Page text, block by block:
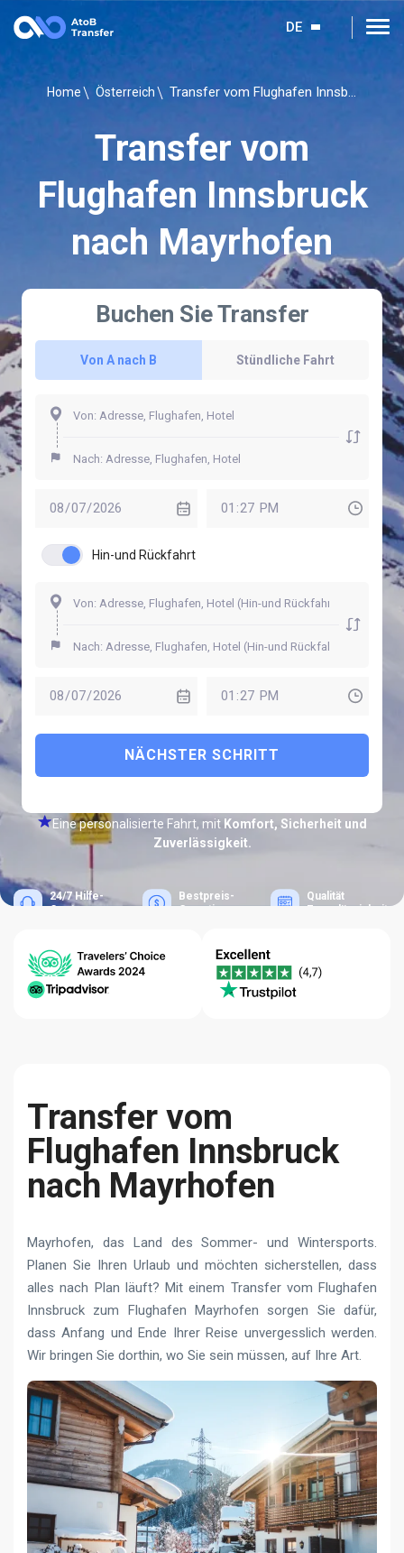
DE
Home Österreich Transfer vom Flughafen Innsbruck nach Mayrhofen
Transfer vom
Flughafen Innsbruck
nach Mayrhofen
Buchen Sie Transfer
Von A nach B Stündliche Fahrt
Hin-und Rückfahrt
NÄCHSTER SCHRITT
Eine personalisierte Fahrt, mit Komfort, Sicherheit und
Zuverlässigkeit.
24/7 Hilfe-
Center
Bestpreis-
Garantie
Qualität
Zuverlässigkeit
Transfer vom
Flughafen Innsbruck
nach Mayrhofen
Mayrhofen, das Land des Sommer- und Wintersports.
Planen Sie Ihren Urlaub und möchten sicherstellen, dass
alles nach Plan läuft? Mit einem Transfer vom Flughafen
Innsbruck zum Flughafen Mayrhofen sorgen Sie dafür,
dass Anfang und Ende Ihrer Reise unvergesslich werden.
Wir bringen Sie dorthin, wo Sie sein müssen, auf Ihre Art.